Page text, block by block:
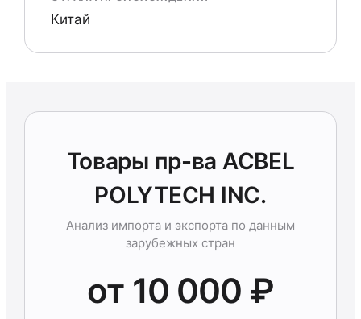
Китай
Товары пр-ва ACBEL
POLYTECH INC.
Анализ импорта и экспорта по данным
зарубежных стран
от 10 000 ₽